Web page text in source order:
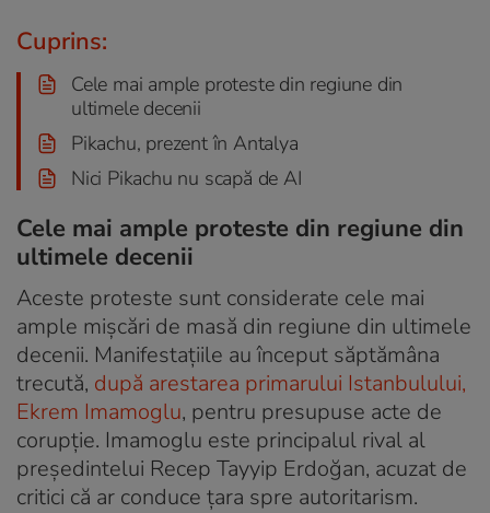
Cuprins:
Cele mai ample proteste din regiune din
ultimele decenii
Pikachu, prezent în Antalya
Nici Pikachu nu scapă de AI
Cele mai ample proteste din regiune din
ultimele decenii
Aceste proteste sunt considerate cele mai
ample mișcări de masă din regiune din ultimele
decenii. Manifestațiile au început săptămâna
trecută, după arestarea primarului Istanbulului,
Ekrem Imamoglu, pentru presupuse acte de
corupție. Imamoglu este principalul rival al
președintelui Recep Tayyip Erdoğan, acuzat de
critici că ar conduce țara spre autoritarism.